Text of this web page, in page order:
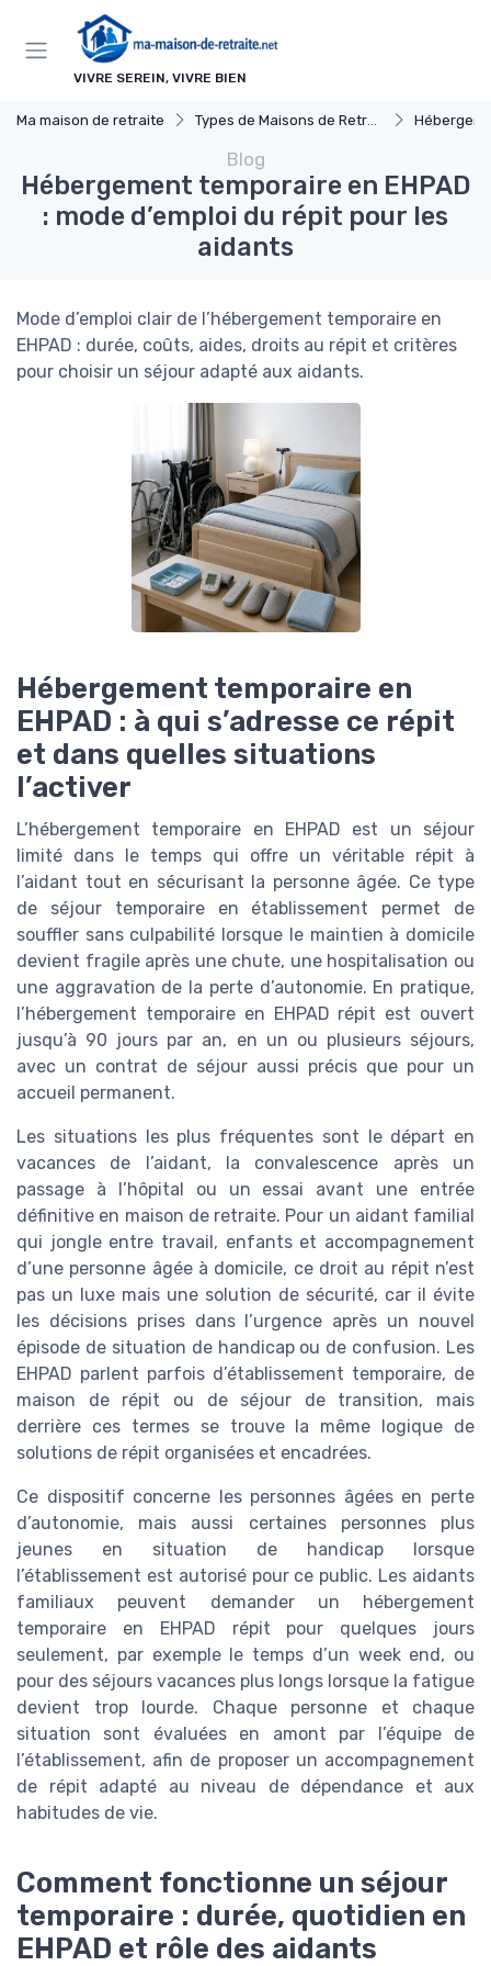
VIVRE SEREIN, VIVRE BIEN
Ma maison de retraite Types de Maisons de Retraite
Blog
Hébergement temporaire en EHPAD
: mode d’emploi du répit pour les
aidants
Mode d’emploi clair de l’hébergement temporaire en
EHPAD : durée, coûts, aides, droits au répit et critères
pour choisir un séjour adapté aux aidants.
Hébergement temporaire en
EHPAD : à qui s’adresse ce répit
et dans quelles situations
l’activer
L’hébergement temporaire en EHPAD est un séjour
limité dans le temps qui offre un véritable répit à
l’aidant tout en sécurisant la personne âgée. Ce type
de séjour temporaire en établissement permet de
souffler sans culpabilité lorsque le maintien à domicile
devient fragile après une chute, une hospitalisation ou
une aggravation de la perte d’autonomie. En pratique,
l’hébergement temporaire en EHPAD répit est ouvert
jusqu’à 90 jours par an, en un ou plusieurs séjours,
avec un contrat de séjour aussi précis que pour un
accueil permanent.
Les situations les plus fréquentes sont le départ en
vacances de l’aidant, la convalescence après un
passage à l’hôpital ou un essai avant une entrée
définitive en maison de retraite. Pour un aidant familial
qui jongle entre travail, enfants et accompagnement
d’une personne âgée à domicile, ce droit au répit n’est
pas un luxe mais une solution de sécurité, car il évite
les décisions prises dans l’urgence après un nouvel
épisode de situation de handicap ou de confusion. Les
EHPAD parlent parfois d’établissement temporaire, de
maison de répit ou de séjour de transition, mais
derrière ces termes se trouve la même logique de
solutions de répit organisées et encadrées.
Ce dispositif concerne les personnes âgées en perte
d’autonomie, mais aussi certaines personnes plus
jeunes en situation de handicap lorsque
l’établissement est autorisé pour ce public. Les aidants
familiaux peuvent demander un hébergement
temporaire en EHPAD répit pour quelques jours
seulement, par exemple le temps d’un week end, ou
pour des séjours vacances plus longs lorsque la fatigue
devient trop lourde. Chaque personne et chaque
situation sont évaluées en amont par l’équipe de
l’établissement, afin de proposer un accompagnement
de répit adapté au niveau de dépendance et aux
habitudes de vie.
Comment fonctionne un séjour
temporaire : durée, quotidien en
EHPAD et rôle des aidants
Panneau de gestion des cookies